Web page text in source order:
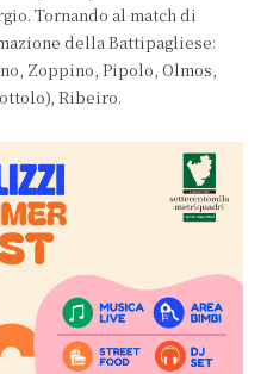
Tornando al match di
della Battipagliese:
Zoppino, Pipolo, Olmos,
Ribeiro.